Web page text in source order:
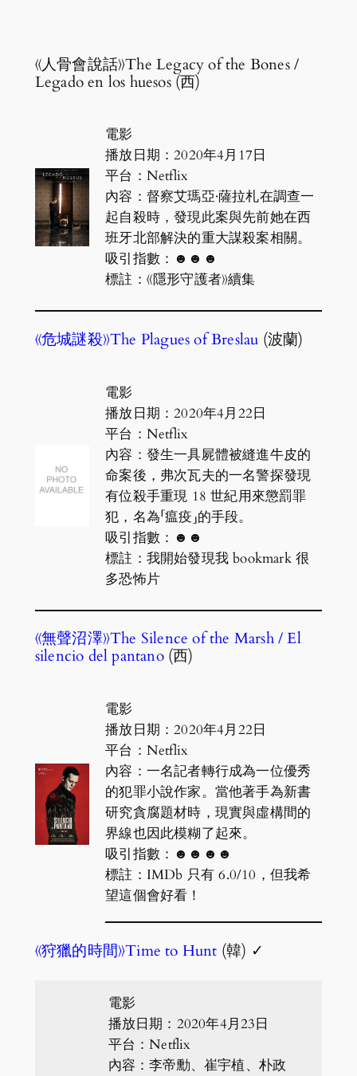
《人骨會說話》The Legacy of the Bones /
Legado en los huesos (西)
電影
播放日期：2020年4月17日
平台：Netflix
內容：督察艾瑪亞·薩拉札在調查一
起自殺時，發現此案與先前她在西
班牙北部解決的重大謀殺案相關。
吸引指數：☻☻☻
標註：《隱形守護者》續集
《危城謎殺》The Plagues of Breslau (波蘭)
電影
播放日期：2020年4月22日
平台：Netflix
內容：發生一具屍體被縫進牛皮的
命案後，弗次瓦夫的一名警探發現
有位殺手重現 18 世紀用來懲罰罪
犯，名為「瘟疫」的手段。
吸引指數：☻☻
標註：我開始發現我 bookmark 很
多恐怖片
《無聲沼澤》The Silence of the Marsh / El
silencio del pantano(西)
電影
播放日期：2020年4月22日
平台：Netflix
內容：一名記者轉行成為一位優秀
的犯罪小說作家。當他著手為新書
研究貪腐題材時，現實與虛構間的
界線也因此模糊了起來。
吸引指數：☻☻☻☻
標註：IMDb 只有 6.0/10，但我希
望這個會好看！
《狩獵的時間》Time to Hunt (韓) ✓
電影
播放日期：2020年4月23日
平台：Netflix
內容：李帝勳、崔宇植、朴政